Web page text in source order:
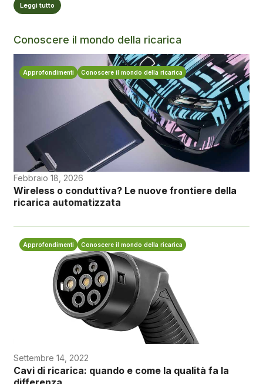
Leggi tutto
Conoscere il mondo della ricarica
Approfondimenti Conoscere il mondo della ricarica
Febbraio 18, 2026
Wireless o conduttiva? Le nuove frontiere della
ricarica automatizzata
Approfondimenti Conoscere il mondo della ricarica
Settembre 14, 2022
Cavi di ricarica: quando e come la qualità fa la